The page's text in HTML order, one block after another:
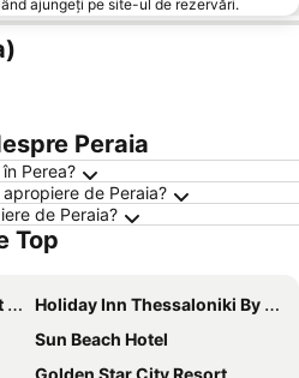
ajungeți pe site-ul de rezervări.
Peraia
Perea?
de Peraia?
de Peraia?
Top
Holiday Inn Thessaloniki By Ihg
Sun Beach Hotel
Golden Star City Resort